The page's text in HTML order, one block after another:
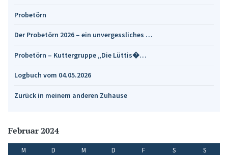
Probetörn
Der Probetörn 2026 – ein unvergessliches …
Probetörn – Kuttergruppe „Die Lüttis�…
Logbuch vom 04.05.2026
Zurück in meinem anderen Zuhause
Februar 2024
M D M D F S
S